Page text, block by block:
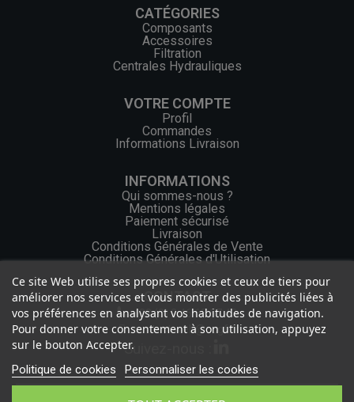
CATÉGORIES
Composants
Accessoires
Filtration
Centrales Hydrauliques
VOTRE COMPTE
Profil
Commandes
Informations Livraison
INFORMATIONS
Qui sommes-nous ?
Mentions légales
Paiement sécurisé
Livraison
Conditions Générales de Vente
Conditions Générales d'Utilisation
CONTACT
+33 (0) 2 46 65 57 43
contact.web@ocgf.fr
Suivez-nous :
Ce site Web utilise ses propres cookies et ceux de tiers pour
améliorer nos services et vous montrer des publicités liées à
vos préférences en analysant vos habitudes de navigation.
Pour donner votre consentement à son utilisation, appuyez
sur le bouton Accepter.
Politique de cookies Personnaliser les cookies